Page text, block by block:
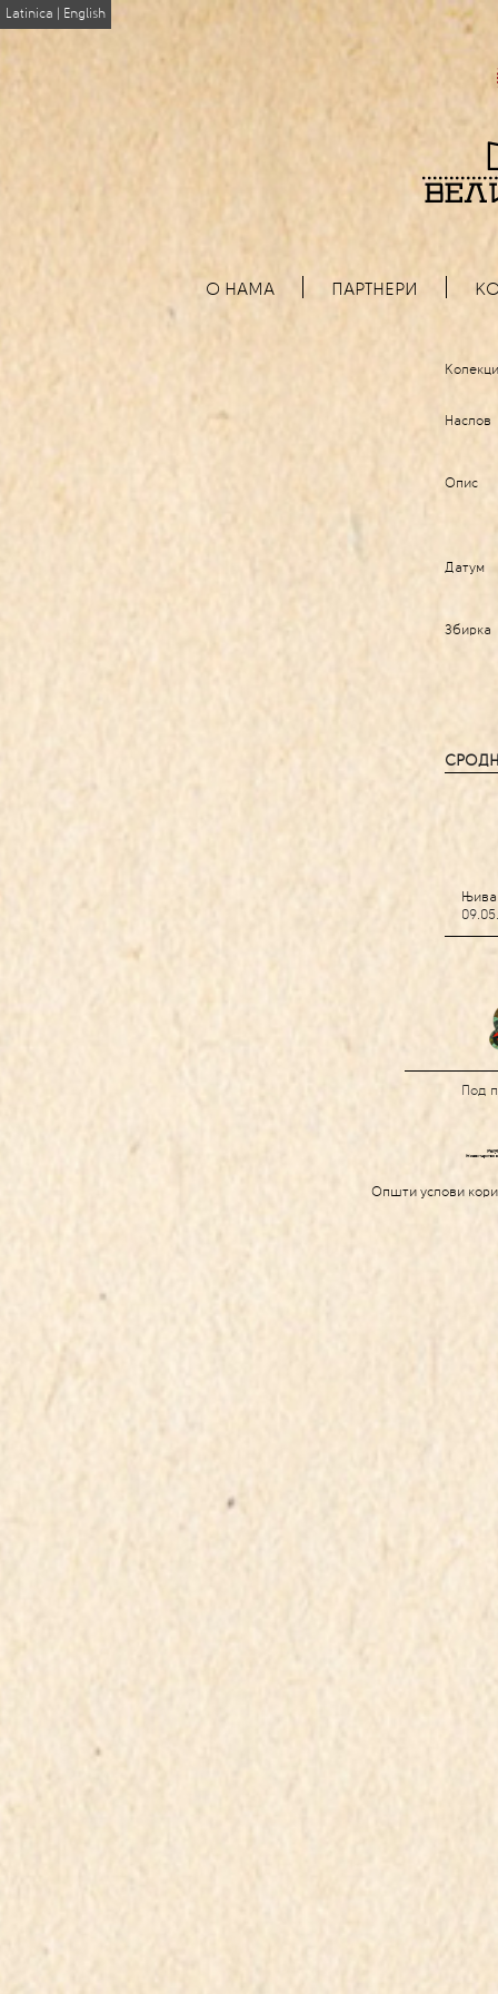
Latinica English
О НАМА ПАРТНЕРИ
Наслов
Опис
Датум
Збирка
Њива
Под
Општи услови